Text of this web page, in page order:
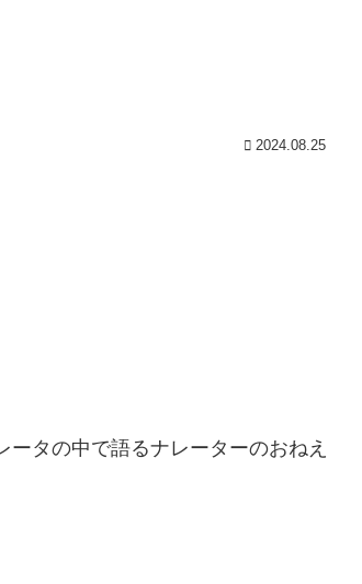
2024.08.25
タの中で語るナレーターのおねえ